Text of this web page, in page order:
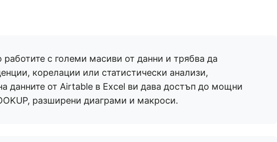
работите с големи масиви от данни и трябва да
корелации или статистически анализи,
данните от Airtable в Excel ви дава достъп до мощни
разширени диаграми и макроси.